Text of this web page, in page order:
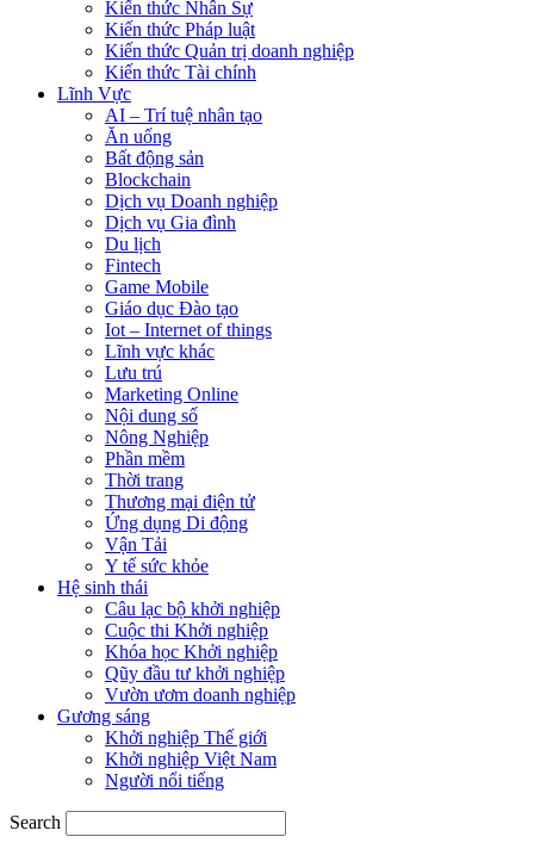
Kiến thức Nhân Sự
Kiến thức Pháp luật
Kiến thức Quản trị doanh nghiệp
Kiến thức Tài chính
Lĩnh Vực
AI – Trí tuệ nhân tạo
Ăn uống
Bất động sản
Blockchain
Dịch vụ Doanh nghiệp
Dịch vụ Gia đình
Du lịch
Fintech
Game Mobile
Giáo dục Đào tạo
Iot – Internet of things
Lĩnh vực khác
Lưu trú
Marketing Online
Nội dung số
Nông Nghiệp
Phần mềm
Thời trang
Thương mại điện tử
Ứng dụng Di động
Vận Tải
Y tế sức khỏe
Hệ sinh thái
Câu lạc bộ khởi nghiệp
Cuộc thi Khởi nghiệp
Khóa học Khởi nghiệp
Qũy đầu tư khởi nghiệp
Vườn ươm doanh nghiệp
Gương sáng
Khởi nghiệp Thế giới
Khởi nghiệp Việt Nam
Người nổi tiếng
Search